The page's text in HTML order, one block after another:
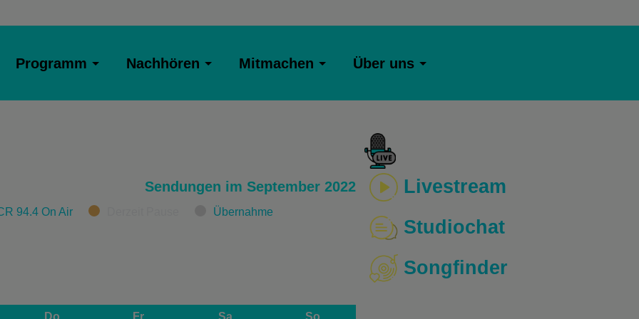
Programm Nachhören Mitmachen Über uns
Sendungen im September 2022
94.4 On Air Übernahme
Livestream
Studiochat
Songfinder